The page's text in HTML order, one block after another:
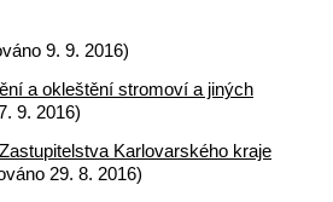
9. 9. 2016)
a okleštění stromoví a jiných
9. 2016)
Karlovarského kraje
29. 8. 2016)